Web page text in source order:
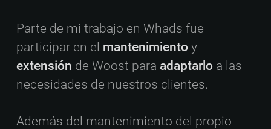
Parte de mi trabajo en Whads fue
participar en el mantenimiento y
extensión de Woost para adaptarlo a las
necesidades de nuestros clientes.
Además del mantenimiento del propio